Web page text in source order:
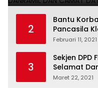
2
Bantu
Pancasila
Februari 11, 2021
3
Sekjen DPD FPMI Karawang Mengucapkan
Selamat
Calon
Maret 22, 2021